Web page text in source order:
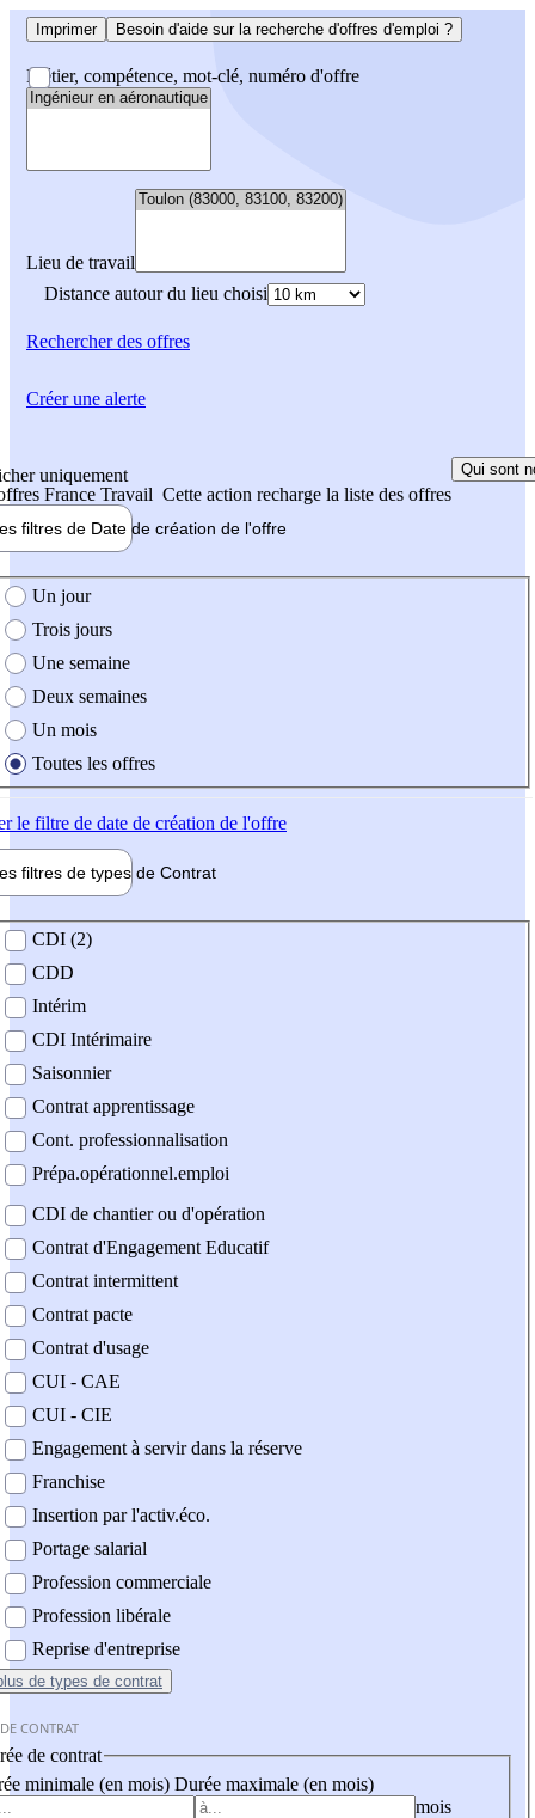
Imprimer Besoin d'aide sur la recherche d'offres d'emploi ?
Métier, compétence, mot-clé, numéro d'offre
Lieu de travail
Distance autour du lieu choisi
Rechercherdes offres
uniquement
France Travail Cette action recharge la liste des offres
Qui sont
filtres de Date de création de l'offre
création de l'offre
Un jour
Trois jours
Une semaine
Deux semaines
Un mois
Toutes les offres
le filtre de date de création de l'offre
filtres de types de Contrat
contrat
CDI (2)
CDD
Intérim
CDI Intérimaire
Saisonnier
Contrat apprentissage
Cont. professionnalisation
Prépa.opérationnel.emploi
CDI de chantier ou d'opération
Contrat d'Engagement Educatif
Contrat intermittent
Contrat pacte
Contrat d'usage
CUI - CAE
CUI - CIE
Engagement à servir dans la réserve
Franchise
Insertion par l'activ.éco.
Portage salarial
Profession commerciale
Profession libérale
Reprise d'entreprise
de types de contrat
CONTRAT
de contrat
minimale (en mois) Durée maximale (en mois)
mois
Créer une alerte